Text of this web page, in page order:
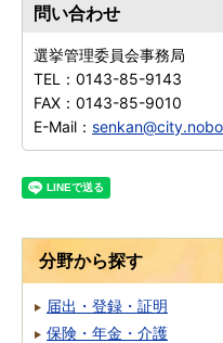
問い合わせ
選挙管理委員会事務局
TEL： 0143-85-9143
FAX： 0143-85-9010
E-Mail：
分野から探す
届出・登録・証明
保険・年金・介護